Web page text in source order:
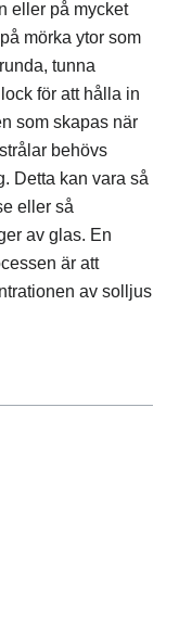
eller på mycket
mörka ytor som
tunna
för att hålla in
som skapas när
behövs
Detta kan vara så
eller så
av glas. En
är att
av solljus